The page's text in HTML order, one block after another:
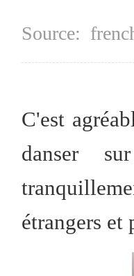
Source:
C'est
danser
étrangers